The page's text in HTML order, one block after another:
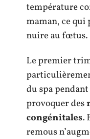
température
maman, ce
nuire au fœtus.
Le premier
du spa
provoquer des
congénitales.
remous